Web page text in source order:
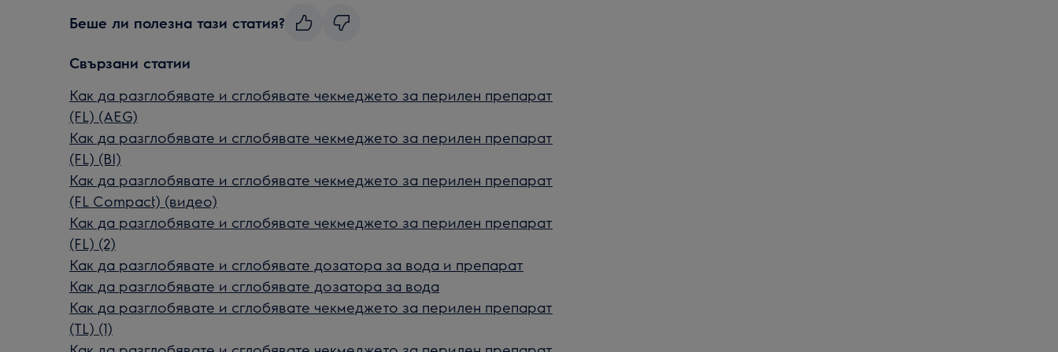
Беше ли полезна тази статия?
Свързани статии
Как да разглобявате и сглобявате чекмеджето за перилен препарат
(FL) (AEG)
Как да разглобявате и сглобявате чекмеджето за перилен препарат
(FL) (BI)
Как да разглобявате и сглобявате чекмеджето за перилен препарат
(FL Compact) (видео)
Как да разглобявате и сглобявате чекмеджето за перилен препарат
(FL) (2)
Как да разглобявате и сглобявате дозатора за вода и препарат
Как да разглобявате и сглобявате дозатора за вода
Как да разглобявате и сглобявате чекмеджето за перилен препарат
(TL) (1)